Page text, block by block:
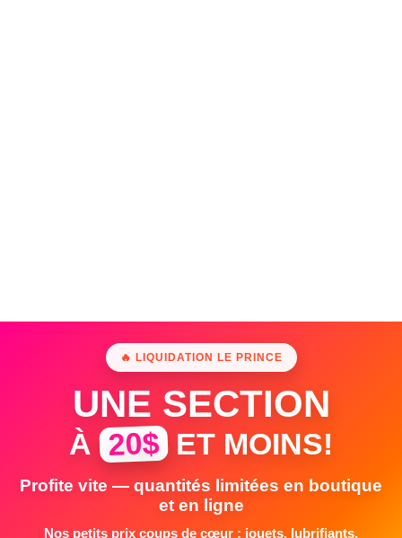
🔥 LIQUIDATION LE PRINCE
UNE SECTION
À 20$ ET MOINS!
Profite vite — quantités limitées en boutique
et en ligne
Nos petits prix coups de cœur : jouets, lubrifiants,